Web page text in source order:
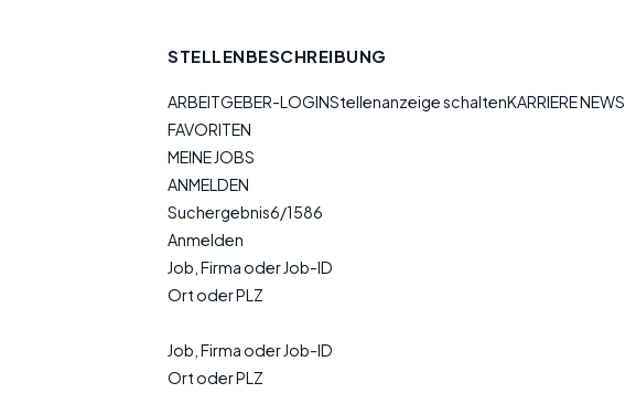
STELLENBESCHREIBUNG
ARBEITGEBER-LOGINStellenanzeige schaltenKARRIERE NEWS
FAVORITEN
MEINE JOBS
ANMELDEN
Suchergebnis6/1586
Anmelden
Job, Firma oder Job-ID
Ort oder PLZ
Job, Firma oder Job-ID
Ort oder PLZ